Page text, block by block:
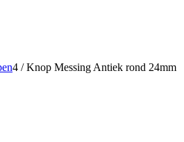
4 / Knop Messing Antiek rond 24mm